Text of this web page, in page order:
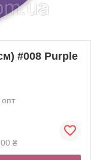
#008 Purple
опт
₴